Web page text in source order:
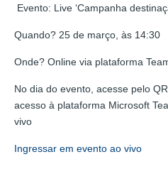
Evento: Live ‘Campanha
Quando? 25 de março, às 14:30
Onde? Online via plataforma
No dia do evento, acesse pelo
acesso à plataforma Microsoft
vivo
Ingressar em evento ao vivo